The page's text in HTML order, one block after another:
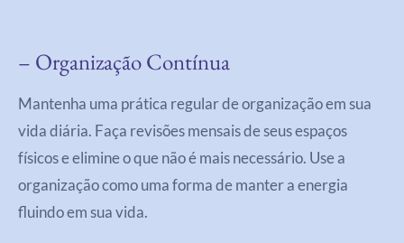
– Organização Contínua
Mantenha uma prática regular de organização em sua
vida diária. Faça revisões mensais de seus espaços
físicos e elimine o que não é mais necessário. Use a
organização como uma forma de manter a energia
fluindo em sua vida.